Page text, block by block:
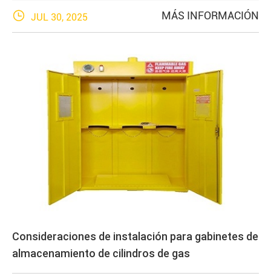
 JUL 30, 2025 MÁS INFORMACIÓN
Consideraciones de instalación para gabinetes de
almacenamiento de cilindros de gas